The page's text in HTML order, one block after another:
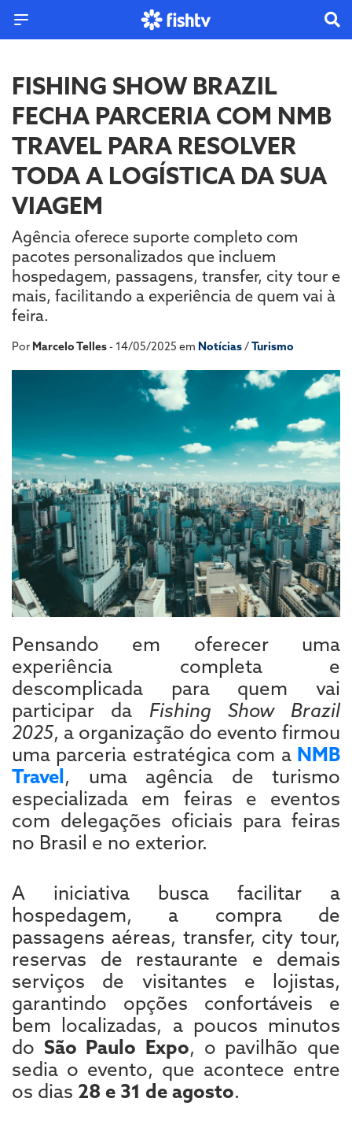
FISHING SHOW BRAZIL
FECHA PARCERIA COM NMB
TRAVEL PARA RESOLVER
TODA A LOGÍSTICA DA SUA
VIAGEM
Agência oferece suporte completo com
pacotes personalizados que incluem
hospedagem, passagens, transfer, city tour e
mais, facilitando a experiência de quem vai à
feira.
Por Marcelo Telles- 14/05/2025 em Notícias/Turismo
Pensando em oferecer uma
experiência completa e
descomplicada para quem vai
participar da Fishing Show Brazil
2025, a organização do evento firmou
uma parceria estratégica com a NMB
Travel, uma agência de turismo
especializada em feiras e eventos
com delegações oficiais para feiras
no Brasil e no exterior.
A iniciativa busca facilitar a
hospedagem, a compra de
passagens aéreas, transfer, city tour,
reservas de restaurante e demais
serviços de visitantes e lojistas,
garantindo opções confortáveis e
bem localizadas, a poucos minutos
do São Paulo Expo, o pavilhão que
sedia o evento, que acontece entre
os dias 28 e 31 de agosto.